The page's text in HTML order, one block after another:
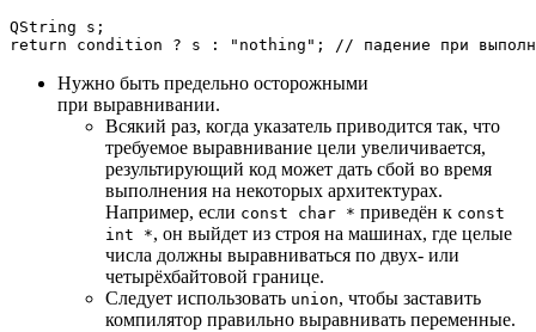
return condition ? s : "nothing" ; // падение при
Нужно быть предельно осторожными
при выравнивании.
Всякий раз, когда указатель приводится так, что
требуемое выравнивание цели увеличивается,
результирующий код может дать сбой во время
выполнения на некоторых архитектурах.
Например, если const char * приведён к const
int *, он выйдет из строя на машинах, где целые
числа должны выравниваться по двух- или
четырёхбайтовой границе.
Следует использовать union, чтобы заставить
компилятор правильно выравнивать переменные.